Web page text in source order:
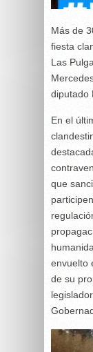
Más de
fiesta
Las
diputado
En el
que
envuelto
de su